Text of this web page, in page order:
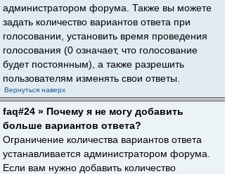
администратором форума. Также вы можете
задать количество вариантов ответа при
голосовании, установить время проведения
голосования (0 означает, что голосование
будет постоянным), а также разрешить
пользователям изменять свои ответы.
Вернуться наверх
faq#24 » Почему я не могу добавить
больше вариантов ответа?
Ограничение количества вариантов ответа
устанавливается администратором форума.
Если вам нужно добавить количество